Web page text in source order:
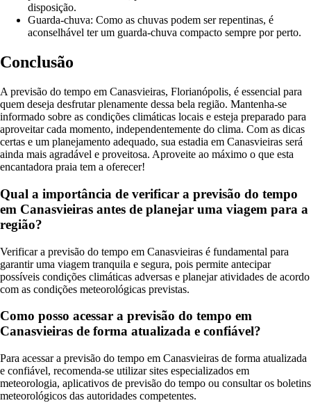
disposição.
Guarda-chuva: Como as chuvas podem ser repentinas, é
aconselhável ter um guarda-chuva compacto sempre por perto.
Conclusão
A previsão do tempo em Canasvieiras, Florianópolis, é essencial para
quem deseja desfrutar plenamente dessa bela região. Mantenha-se
informado sobre as condições climáticas locais e esteja preparado para
aproveitar cada momento, independentemente do clima. Com as dicas
certas e um planejamento adequado, sua estadia em Canasvieiras será
ainda mais agradável e proveitosa. Aproveite ao máximo o que esta
encantadora praia tem a oferecer!
Qual a importância de verificar a previsão do tempo
em Canasvieiras antes de planejar uma viagem para a
região?
Verificar a previsão do tempo em Canasvieiras é fundamental para
garantir uma viagem tranquila e segura, pois permite antecipar
possíveis condições climáticas adversas e planejar atividades de acordo
com as condições meteorológicas previstas.
Como posso acessar a previsão do tempo em
Canasvieiras de forma atualizada e confiável?
Para acessar a previsão do tempo em Canasvieiras de forma atualizada
e confiável, recomenda-se utilizar sites especializados em
meteorologia, aplicativos de previsão do tempo ou consultar os boletins
meteorológicos das autoridades competentes.